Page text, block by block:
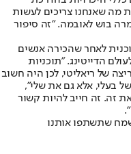
מה שאנחנו צריכים לעשות
בוש לאובמה. "זה סיפור
לאחר שהכירה אנשים
שוב לעולם הדייטינג. "תוכניות
של ריאליטי, לכן היה חשוב
בעלי, אלא גם את שלי",
זה. זה חייב להיות קשור
שתשתפו אותנו